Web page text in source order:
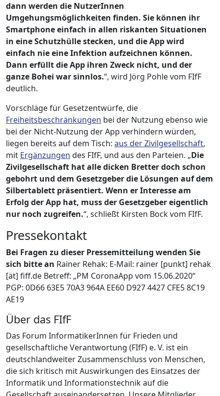
dann werden die NutzerInnen
Umgehungsmöglichkeiten finden. Sie können ihr
Smartphone einfach in allen riskanten Situationen
in eine Schutzhülle stecken, und die App wird
einfach nie eine Infektion aufzeichnen können.
Dann erfüllt die App ihren Zweck nicht, und der
ganze Bohei war sinnlos.“, wird Jörg Pohle vom FIfF
deutlich.
Vorschläge für Gesetzentwürfe, die
Freiheitsbeschränkungen bei der Nutzung ebenso wie
bei der Nicht-Nutzung der App verhindern würden,
liegen bereits auf dem Tisch: aus der Zivilgesellschaft,
mit Ergänzungen des FIfF, und aus den Parteien. „Die
Zivilgesellschaft hat alle dicken Bretter doch schon
gebohrt und dem Gesetzgeber die Lösungen auf dem
Silbertablett präsentiert. Wenn er Interesse am
Erfolg der App hat, muss der Gesetzgeber eigentlich
nur noch zugreifen.“, schließt Kirsten Bock vom FIfF.
Pressekontakt
Bei Fragen zu dieser Pressemitteilung wenden Sie
sich bitte an Rainer Rehak: E-Mail: rainer [punkt] rehak
[ät] fiff.de Betreff: „PM CoronaApp vom 15.06.2020“
PGP: 0D66 63E5 70A3 964A EE60 D927 4427 CFE5 8C19
AE19
Über das FIfF
Das Forum InformatikerInnen für Frieden und
gesellschaftliche Verantwortung (FIfF) e. V. ist ein
deutschlandweiter Zusammenschluss von Menschen,
die sich kritisch mit Auswirkungen des Einsatzes der
Informatik und Informationstechnik auf die